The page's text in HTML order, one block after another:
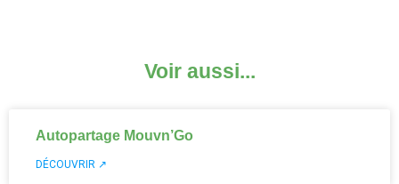
Voir aussi...
Autopartage Mouvn’Go
DÉCOUVRIR ↗